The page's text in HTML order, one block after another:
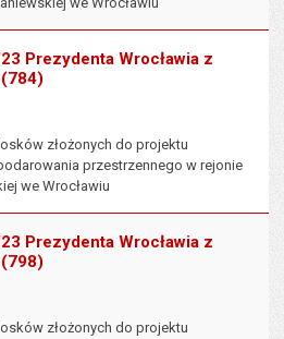
Prezydenta Wrocławia z
złożonych do projektu
przestrzennego w rejonie
we Wrocławiu
Prezydenta Wrocławia z
złożonych do projektu